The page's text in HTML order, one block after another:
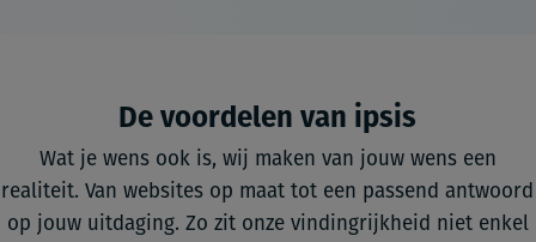
De voordelen van ipsis
Wat je wens ook is, wij maken van jouw wens een
realiteit. Van websites op maat tot een passend antwoord
op jouw uitdaging. Zo zit onze vindingrijkheid niet enkel